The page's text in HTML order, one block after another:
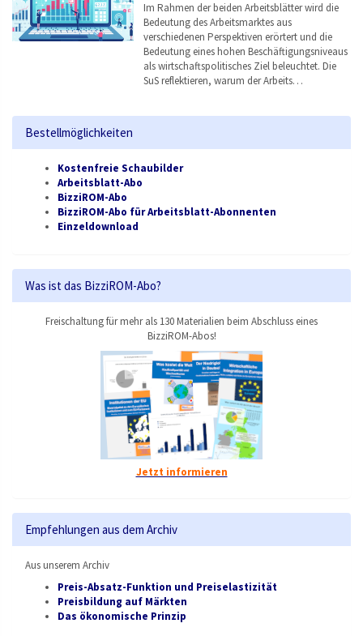
Im Rahmen der beiden Arbeitsblätter wird die
Bedeutung des Arbeitsmarktes aus
verschiedenen Perspektiven erörtert und die
Bedeutung eines hohen Beschäftigungsniveaus
als wirtschaftspolitisches Ziel beleuchtet. Die
SuS reflektieren, warum der Arbeits…
Bestellmöglichkeiten
Kostenfreie Schaubilder
Arbeitsblatt-Abo
BizziROM-Abo
BizziROM-Abo für Arbeitsblatt-Abonnenten
Einzeldownload
Was ist das BizziROM-Abo?
Freischaltung für mehr als 130 Materialien beim Abschluss eines
BizziROM-Abos!
Jetzt informieren
Empfehlungen aus dem Archiv
Aus unserem Archiv
Preis-Absatz-Funktion und Preiselastizität
Preisbildung auf Märkten
Das ökonomische Prinzip